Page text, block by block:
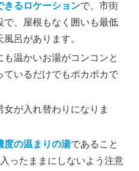
きるロケーションで、市街
で、屋根もなく囲いも最低
呂があります。
温かいお湯がコンコンと
ているだけでもポカポカで
が入れ替わりになりま
度の温まりの湯であること
ったままにしないよう注意